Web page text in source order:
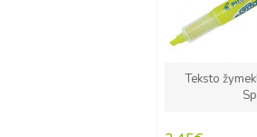
Teksto